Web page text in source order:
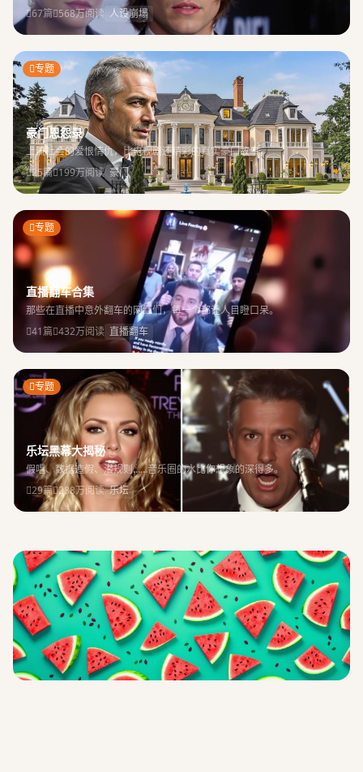
67篇 568万阅读 人设崩塌
专题
豪门恩怨录
上流社会的爱恨情仇，比电视剧还精彩的真实豪门故事。
25篇 199万阅读 豪门
专题
直播翻车合集
那些在直播中意外翻车的网红们，每一个都让人目瞪口呆。
41篇 432万阅读 直播翻车
专题
乐坛黑幕大揭秘
假唱、数据造假、潜规则……音乐圈的水比你想象的深得多。
29篇 288万阅读 乐坛